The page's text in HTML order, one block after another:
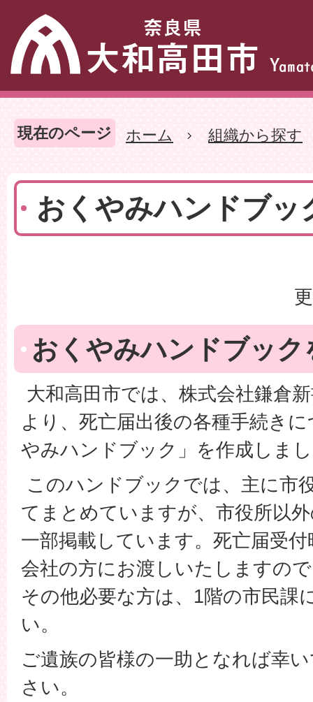
現在のページ ホーム 組織から探す
おくやみハンドブッ
おくやみハンドブッ
大和高田市では、株式会社鎌倉
より、死亡届出後の各種手続き
やみハンドブック」を作成しま
このハンドブックでは、主に市
てまとめていますが、市役所以
一部掲載しています。死亡届受
会社の方にお渡しいたしますの
その他必要な方は、1階の市民課
い。
ご遺族の皆様の一助となれば幸
さい。